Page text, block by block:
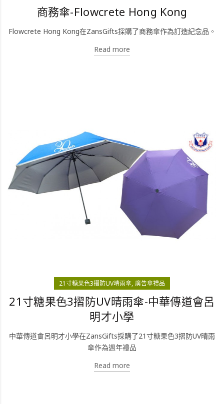
商務傘-Flowcrete Hong Kong
Flowcrete Hong Kong在ZansGifts採購了商務傘作為訂造紀念品。
Read more
21寸糖果色3摺防UV晴雨傘 廣告傘禮品
21寸糖果色3摺防UV晴雨傘-中華傳道會呂
明才小學
中華傳道會呂明才小學在ZansGifts採購了21寸糖果色3摺防UV晴雨
傘作為週年禮品
Read more